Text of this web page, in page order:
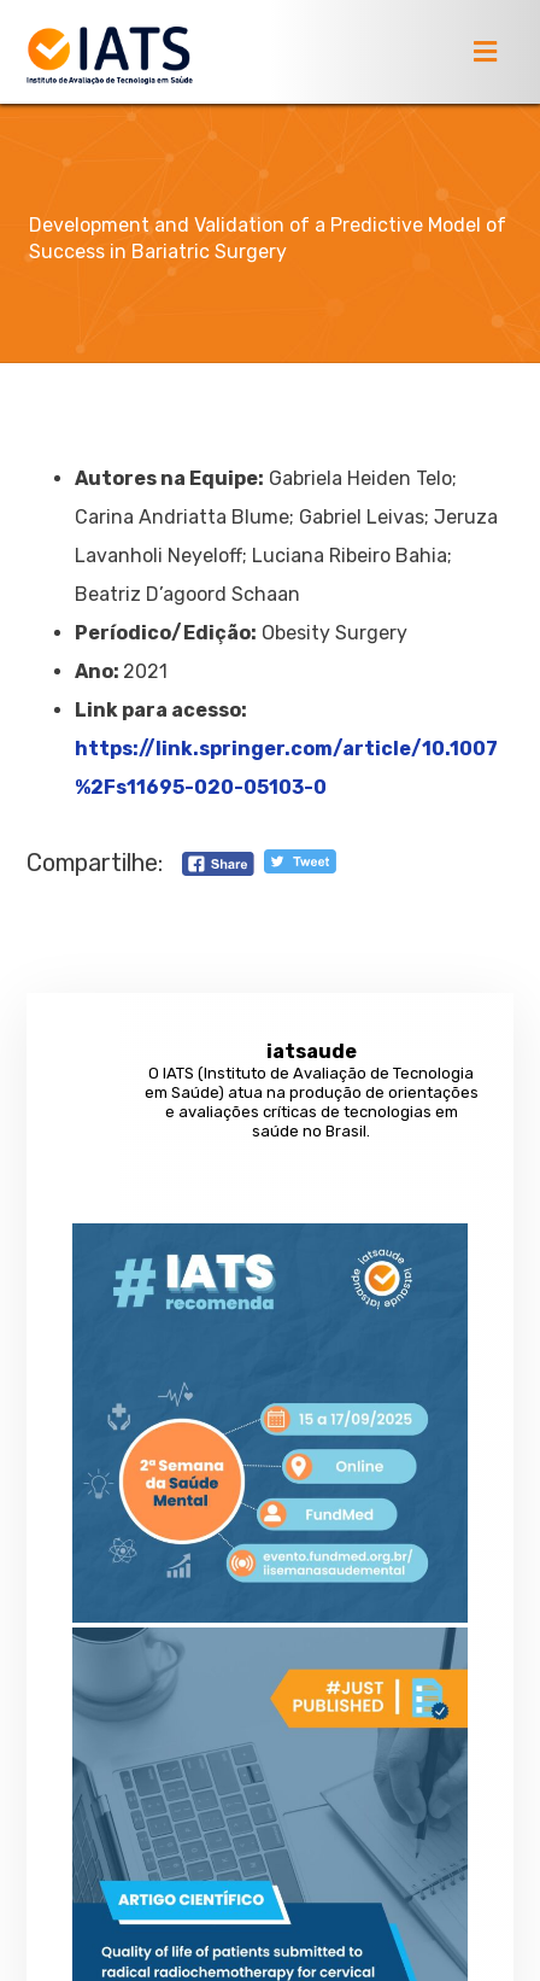
Development and Validation of a Predictive Model of
Success in Bariatric Surgery
Autores na Equipe: Gabriela Heiden Telo;
Carina Andriatta Blume; Gabriel Leivas; Jeruza
Lavanholi Neyeloff; Luciana Ribeiro Bahia;
Beatriz D’agoord Schaan
Períodico/Edição: Obesity Surgery
Ano: 2021
Link para acesso:
https://link.springer.com/article/10.1007
%2Fs11695-020-05103-0
Compartilhe:
iatsaude
O IATS (Instituto de Avaliação de Tecnologia
em Saúde) atua na produção de orientações
e avaliações críticas de tecnologias em
saúde no Brasil.